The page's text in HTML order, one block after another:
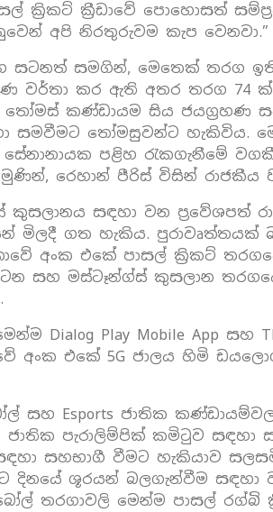
ක්‍රිකට් ක්‍රීඩාවේ පොහොසත්
අපි නිරතුරුවම කැප වෙනවා.”
මහ සටනත් සමගින්, මෙතෙක් තරග
වර්තා කර ඇති අතර තරග
කණ්ඩායම සිය ජයග්‍රහණ
සමවීමට තෝමසුවන්ට හැකිවිය.
පළිහ රැකගැනීමේ
රෙහාන් පීරිස් විසින් රාජකීය
සඳහා වන ප්‍රවේශපත්
මිලදී ගත හැකිය. පුරාවෘත්තයක්
අංක එකේ පාසල් ක්‍රිකට්
සහ මස්ටෑන්ග්ස් කුසලාන
Dialog Play Mobile App සහ
අංක එකේ 5G ජාලය හිමි
Esports ජාතික කණ්ඩායම්වල
ජාතික පැරාලිම්පික් කමිටුව සඳහා
සහභාගී වීමට හැකියාව
දිනයේ ශූරයන් බලගැන්වීම
තරගාවලි මෙන්ම පාසල් රග්බි